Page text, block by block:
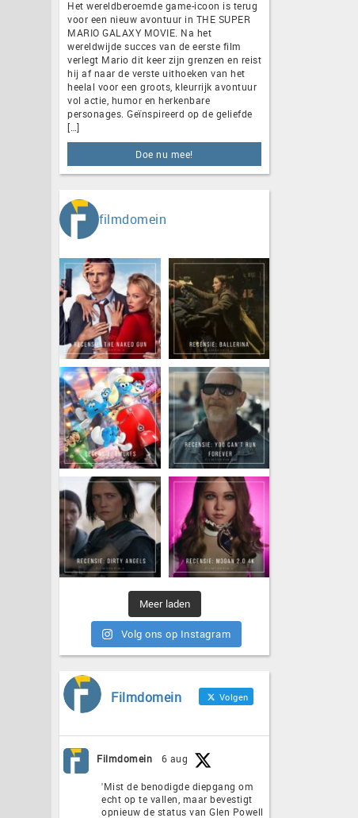
Het wereldberoemde game-icoon is terug
voor een nieuw avontuur in THE SUPER
MARIO GALAXY MOVIE. Na het
wereldwijde succes van de eerste film
verlegt Mario dit keer zijn grenzen en reist
hij af naar de verste uithoeken van het
heelal voor een groots, kleurrijk avontuur
vol actie, humor en herkenbare
personages. Geïnspireerd op de geliefde
[…]
Doe nu mee!
filmdomein
Meer laden
Volg ons op Instagram
Filmdomein Volgen
Filmdomein 6 aug
'Mist de benodigde diepgang om
echt op te vallen, maar bevestigt
opnieuw de status van Glen Powell